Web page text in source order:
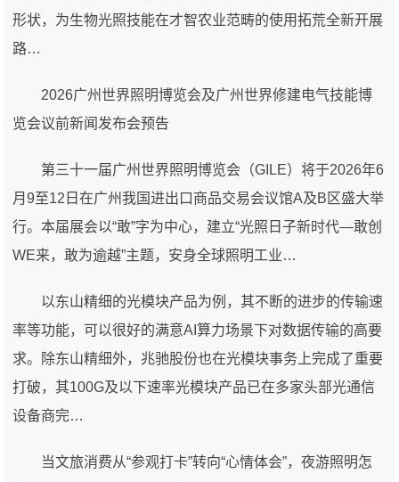
形状，为生物光照技能在才智农业范畴的使用拓荒全新开展
路…
2026广州世界照明博览会及广州世界修建电气技能博
览会议前新闻发布会预告
第三十一届广州世界照明博览会（GILE）将于2026年6
月9至12日在广州我国进出口商品交易会议馆A及B区盛大举
行。本届展会以“敢”字为中心，建立“光照日子新时代—敢创
WE来，敢为逾越”主题，安身全球照明工业…
以东山精细的光模块产品为例，其不断的进步的传输速
率等功能，可以很好的满意AI算力场景下对数据传输的高要
求。除东山精细外，兆驰股份也在光模块事务上完成了重要
打破，其100G及以下速率光模块产品已在多家头部光通信
设备商完…
当文旅消费从“参观打卡”转向“心情体会”，夜游照明怎